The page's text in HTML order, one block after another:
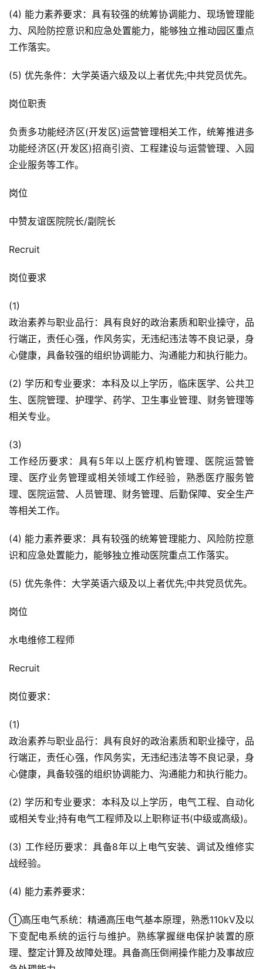
(4) 能力素养要求：具有较强的统筹协调能力、现场管理能
力、风险防控意识和应急处置能力，能够独立推动园区重点
工作落实。
(5) 优先条件：大学英语六级及以上者优先;中共党员优先。
岗位职责
负责多功能经济区(开发区)运营管理相关工作，统筹推进多
功能经济区(开发区)招商引资、工程建设与运营管理、入园
企业服务等工作。
岗位
中赞友谊医院院长/副院长
Recruit
岗位要求
(1)
政治素养与职业品行：具有良好的政治素质和职业操守，品
行端正，责任心强，作风务实，无违纪违法等不良记录，身
心健康，具备较强的组织协调能力、沟通能力和执行能力。
(2) 学历和专业要求：本科及以上学历，临床医学、公共卫
生、医院管理、护理学、药学、卫生事业管理、财务管理等
相关专业。
(3)
工作经历要求：具有5年以上医疗机构管理、医院运营管
理、医疗业务管理或相关领域工作经验，熟悉医疗服务管
理、医院运营、人员管理、财务管理、后勤保障、安全生产
等相关工作。
(4) 能力素养要求：具有较强的统筹管理能力、风险防控意
识和应急处置能力，能够独立推动医院重点工作落实。
(5) 优先条件：大学英语六级及以上者优先;中共党员优先。
岗位
水电维修工程师
Recruit
岗位要求：
(1)
政治素养与职业品行：具有良好的政治素质和职业操守，品
行端正，责任心强，作风务实，无违纪违法等不良记录，身
心健康，具备较强的组织协调能力、沟通能力和执行能力。
(2) 学历和专业要求：本科及以上学历，电气工程、自动化
或相关专业;持有电气工程师及以上职称证书(中级或高级)。
(3) 工作经历要求：具备8年以上电气安装、调试及维修实
战经验。
(4) 能力素养要求：
①高压电气系统：精通高压电气基本原理，熟悉110kV及以
下变配电系统的运行与维护。熟练掌握继电保护装置的原
理、整定计算及故障处理。具备高压倒闸操作能力及事故应